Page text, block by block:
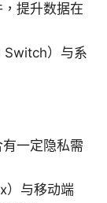
提升数据在
Switch）与系
一定隐私需
）与移动端